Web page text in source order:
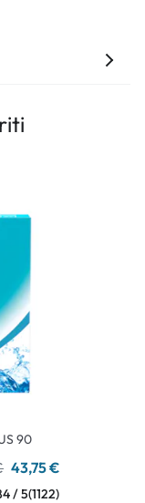
90
43,75 €
/ 5(1122)